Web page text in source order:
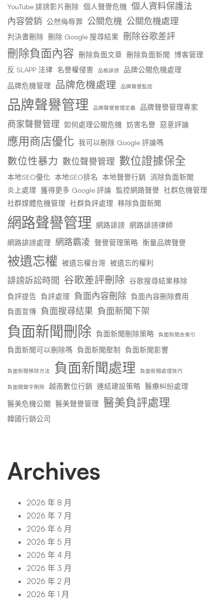
YouTube 誹謗影片刪除 個人聲譽危機 個人資料保護法
內容營銷 公然侮辱罪 公關危機 公關危機處理
判決書刪除 刪除 Google 搜尋結果 刪除谷歌差評
刪除負面內容 刪除負面文章 刪除負面新聞 博客管理
反 SLAPP 法律 名譽權侵害 品格誹謗
品牌公關危機處理
品牌危機管理 品牌危機處理 品牌聲譽監控
品牌聲譽管理 品牌聲譽管理定義 品牌聲譽管理專家
商家聲譽管理 如何處理公關危機 妨害名譽 惡意評論
應用商店優化 我可以刪除 Google 評論嗎
數位性暴力 數位聲譽管理 數位證據保全
本地SEO優化 本地SEO排名 本地聲譽行銷 消除負面新聞
炎上處理 獲得更多 Google 評論 監控網路聲譽 社群危機管理
社群媒體危機管理 社群負評處理 移除負面新聞
網路聲譽管理 網路誹謗 網路誹謗律師
網路誹謗處理 網路霸凌 聲譽管理策略 衡量品牌聲譽
被遺忘權 被遺忘權台灣 被遺忘的權利
誹謗訴訟時間 谷歌差評刪除 谷歌搜尋結果移除
負評提告 負評處理 負面內容刪除 負面內容刪除費用
負面宣傳 負面搜尋結果 負面新聞下架
負面新聞刪除 負面新聞刪除策略 負面新聞去索引
負面新聞可以刪除嗎 負面新聞壓制 負面新聞影響
負面新聞移除方法 負面新聞處理 負面新聞處理技巧
負面關鍵字刪除 越南數位行銷 連結建設策略 醫療糾紛處理
醫美危機公關 醫美聲譽管理 醫美負評處理
韓國行銷公司
Archives
2026 年 8 月
2026 年 7 月
2026 年 6 月
2026 年 5 月
2026 年 4 月
2026 年 3 月
2026 年 2 月
2026 年 1 月